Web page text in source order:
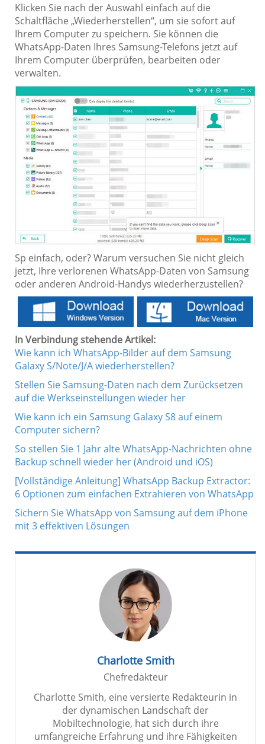
Klicken Sie nach der Auswahl einfach auf die
Schaltfläche „Wiederherstellen“, um sie sofort auf
Ihrem Computer zu speichern. Sie können die
WhatsApp-Daten Ihres Samsung-Telefons jetzt auf
Ihrem Computer überprüfen, bearbeiten oder
verwalten.
Sp einfach, oder? Warum versuchen Sie nicht gleich
jetzt, Ihre verlorenen WhatsApp-Daten von Samsung
oder anderen Android-Handys wiederherzustellen?
In Verbindung stehende Artikel:
Wie kann ich WhatsApp-Bilder auf dem Samsung
Galaxy S/Note/J/A wiederherstellen?
Stellen Sie Samsung-Daten nach dem Zurücksetzen
auf die Werkseinstellungen wieder her
Wie kann ich ein Samsung Galaxy S8 auf einem
Computer sichern?
So stellen Sie 1 Jahr alte WhatsApp-Nachrichten ohne
Backup schnell wieder her (Android und iOS)
[Vollständige Anleitung] WhatsApp Backup Extractor:
6 Optionen zum einfachen Extrahieren von WhatsApp
Sichern Sie WhatsApp von Samsung auf dem iPhone
mit 3 effektiven Lösungen
Charlotte Smith
Chefredakteur
Charlotte Smith, eine versierte Redakteurin in
der dynamischen Landschaft der
Mobiltechnologie, hat sich durch ihre
umfangreiche Erfahrung und ihre Fähigkeiten